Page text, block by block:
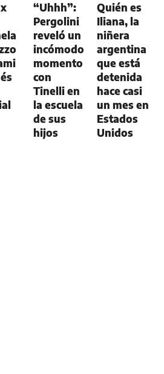
“Uhhh”:
Pergolini
reveló un
incómodo
momento
con
Tinelli en
la escuela
de sus
hijos
Quién es
Iliana, la
niñera
argentina
que está
detenida
hace casi
un mes en
Estados
Unidos